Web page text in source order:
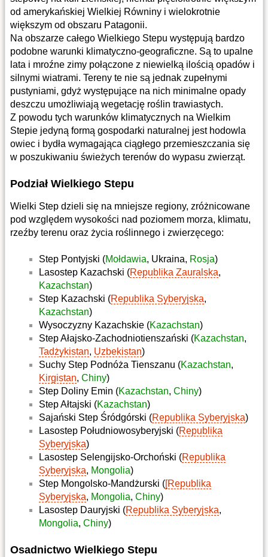
od amerykańskiej Wielkiej Równiny i wielokrotnie
większym od obszaru Patagonii.
Na obszarze całego Wielkiego Stepu występują bardzo
podobne warunki klimatyczno-geograficzne. Są to upalne
lata i mroźne zimy połączone z niewielką ilością opadów i
silnymi wiatrami. Tereny te nie są jednak zupełnymi
pustyniami, gdyż występujące na nich minimalne opady
deszczu umożliwiają wegetację roślin trawiastych.
Z powodu tych warunków klimatycznych na Wielkim
Stepie jedyną formą gospodarki naturalnej jest hodowla
owiec i bydła wymagająca ciągłego przemieszczania się
w poszukiwaniu świeżych terenów do wypasu zwierząt.
Podział Wielkiego Stepu
Wielki Step dzieli się na mniejsze regiony, zróżnicowane
pod względem wysokości nad poziomem morza, klimatu,
rzeźby terenu oraz życia roślinnego i zwierzęcego:
Step Pontyjski (Mołdawia, Ukraina, Rosja)
Lasostep Kazachski (Republika Zauralska,
Kazachstan)
Step Kazachski (Republika Syberyjska,
Kazachstan)
Wysoczyzny Kazachskie (Kazachstan)
Step Ałajsko-Zachodniotienszański (Kazachstan,
Tadżykistan, Uzbekistan)
Suchy Step Podnóża Tienszanu (Kazachstan,
Kirgistan, Chiny)
Step Doliny Emin (Kazachstan, Chiny)
Step Ałtajski (Kazachstan)
Sajański Step Śródgórski (Republika Syberyjska)
Lasostep Południowosyberyjski (Republika
Syberyjska)
Lasostep Selengijsko-Orchoński (Republika
Syberyjska, Mongolia)
Step Mongolsko-Mandżurski ([Republika
Syberyjska, Mongolia, Chiny)
Lasostep Dauryjski (Republika Syberyjska,
Mongolia, Chiny)
Osadnictwo Wielkiego Stepu